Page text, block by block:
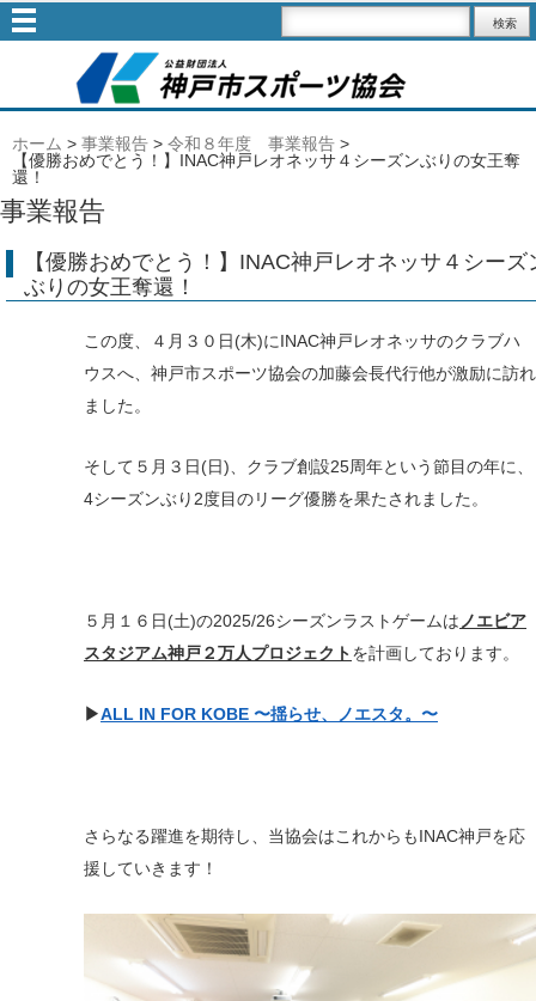
ホーム > 事業報告> 令和８年度 事業報告>
【優勝おめでとう！】INAC神戸レオネッサ４シーズンぶりの女王奪
還！
事業報告
【優勝おめでとう！】INAC神戸レオネッサ４シーズ
ぶりの女王奪還！
この度、４月３０日(木)にINAC神戸レオネッサのクラブハ
ウスへ、神戸市スポーツ協会の加藤会長代行他が激励に訪れ
ました。
そして５月３日(日)、クラブ創設25周年という節目の年に、
4シーズンぶり2度目のリーグ優勝を果たされました。
５月１６日(土)の2025/26シーズンラストゲームは ノエビア
スタジアム神戸２万人プロジェクトを計画しております。
▶ALL IN FOR KOBE 〜揺らせ、ノエスタ。〜
さらなる躍進を期待し、当協会はこれからもINAC神戸を応
援していきます！